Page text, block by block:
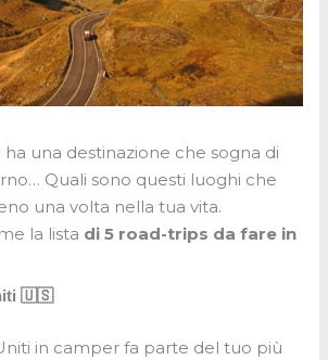
una destinazione che sogna di
Quali sono questi luoghi che
una volta nella tua vita.
la lista di 5 road-trips da fare in
🇺🇸
in camper fa parte del tuo più